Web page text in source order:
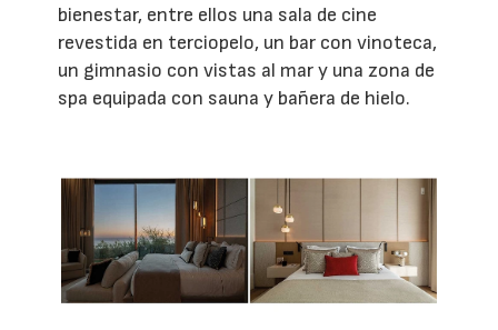
bienestar, entre ellos una sala de cine
revestida en terciopelo, un bar con vinoteca,
un gimnasio con vistas al mar y una zona de
spa equipada con sauna y bañera de hielo.